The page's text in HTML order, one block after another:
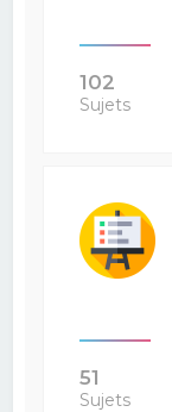
102
Sujets
51
Sujets